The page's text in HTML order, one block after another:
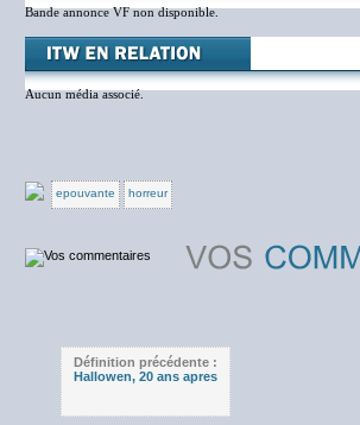
Bande annonce VF non disponible.
Aucun média associé.
epouvante horreur
Définition précédente :
Hallowen, 20 ans apres